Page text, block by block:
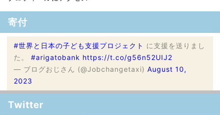
寄付
#世界と日本の子ども支援プロジェクト に支援を送りまし
た。 #arigatobank https://t.co/g56n52UIJ2
— ブログおじさん (@Jobchangetaxi) August 10,
2023
Twitter